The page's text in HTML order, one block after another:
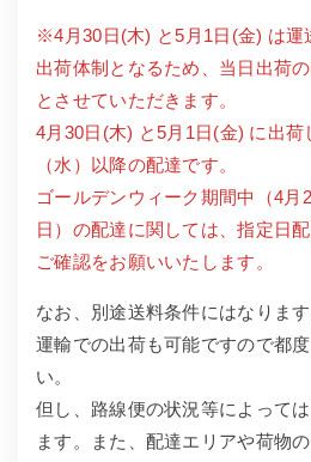
※4月30日(木) と5月1日(金) は運
出荷体制となるため、当日出荷
とさせていただきます。
4月30日(木) と5月1日(金) に出荷
（水）以降の配達です。
ゴールデンウィーク期間中（4月
日）の配達に関しては、指定日
ご確認をお願いいたします。
なお、別途送料条件にはなりま
運輸での出荷も可能ですので都
い。
但し、路線便の状況等によって
ます。また、配達エリアや荷物